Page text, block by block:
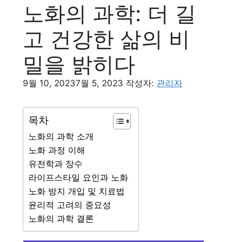
노화의 과학: 더 길
고 건강한 삶의 비
밀을 밝히다
9월 10, 20237월 5, 2023 작성자: 관리자
목차
노화의 과학 소개
노화 과정 이해
유전학과 장수
라이프스타일 요인과 노화
노화 방지 개입 및 치료법
윤리적 고려의 중요성
노화의 과학 결론